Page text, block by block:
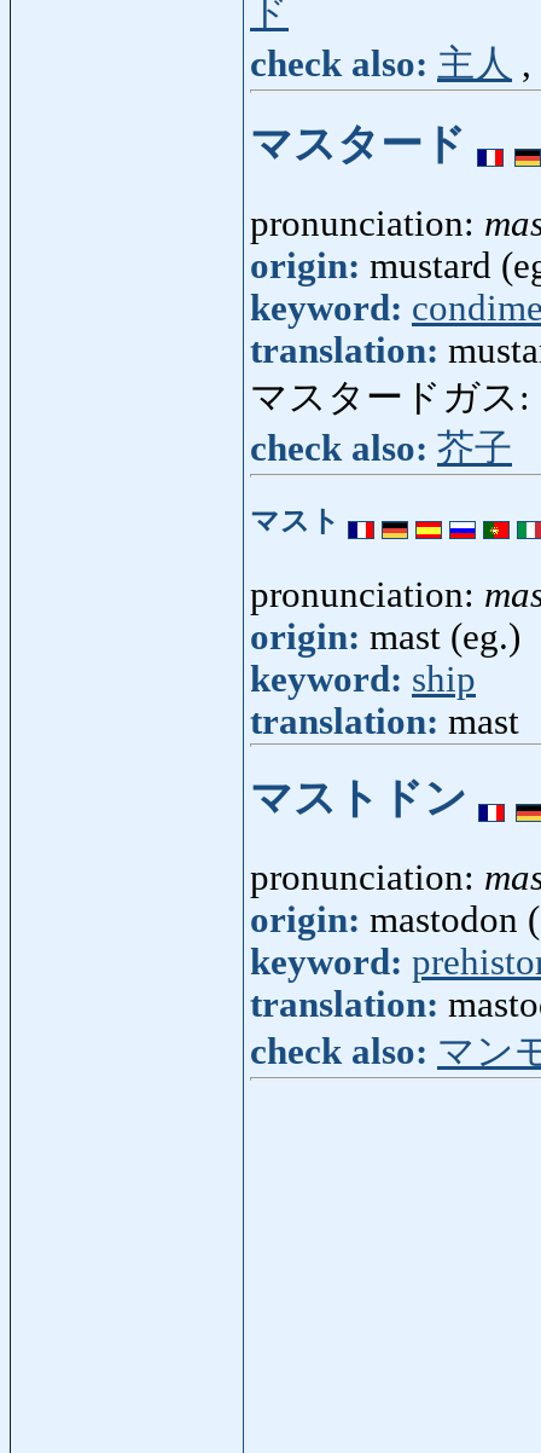
ド
check also: 主人 ,
マスタード
pronunciation:
origin: mustard
keyword:
translation:
マスタードガス:
check also: 芥子
マスト
pronunciation:
origin: mast (eg.)
keyword: ship
translation: mast
マストドン
pronunciation:
origin: mastodon
keyword:
translation:
check also: マン